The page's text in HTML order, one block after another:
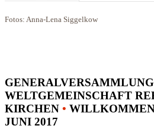
Fotos: Anna-Lena Siggelkow
WELTGEMEINSCHAFT
KIRCHEN •
JUNI 2017